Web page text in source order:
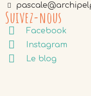
Suivez-nous
Facebook
Instagram
Le blog